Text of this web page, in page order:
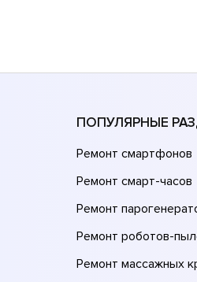
ПОПУЛЯРНЫЕ
Ремонт смартфонов
Ремонт смарт-часов
Ремонт
Ремонт роботов-
Ремонт массажных